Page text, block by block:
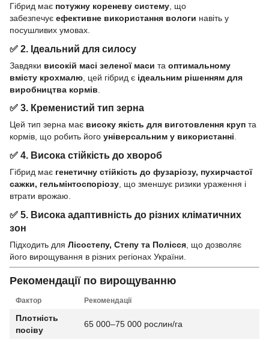
Гібрид має потужну кореневу систему , що
забезпечує ефективне використання вологи навіть у
посушливих умовах.
✅ 2. Ідеальний для силосу
Завдяки високій масі зеленої маси та оптимальному
вмісту крохмалю , цей гібрид є ідеальним рішенням для
виробництва кормів
✅ 3. Кременистий тип зерна
Цей тип зерна має високу якість для виготовлення круп та
кормів, що робить його універсальним у використанні.
✅ 4. Висока стійкість до хвороб
Гібрид має генетичну стійкість до фузаріозу, пухирчастої
сажки, гельмінтоспоріозу , що зменшує ризики ураження і
втрати врожаю.
✅ 5. Висока адаптивність до різних кліматичних
зон
Підходить для Лісостепу, Степу та Полісся , що дозволяє
його вирощування в різних регіонах України.
Рекомендації по вирощуванню
Фактор Рекомендації
Плотність
посіву
65 000–75 000 рослин/га